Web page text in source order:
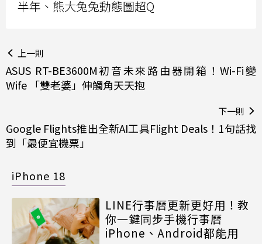
半年、熊大兔兔動態圖超Q
上一則
ASUS RT-BE3600M初音未來路由器開箱！Wi-Fi變
Wife 「雙老婆」伸觸角天天抱
下一則
Google Flights推出全新AI工具Flight Deals！1句話找
到「最便宜機票」
iPhone 18
LINE行事曆更新更好用！教
你一鍵同步手機行事曆
iPhone、Android都能用